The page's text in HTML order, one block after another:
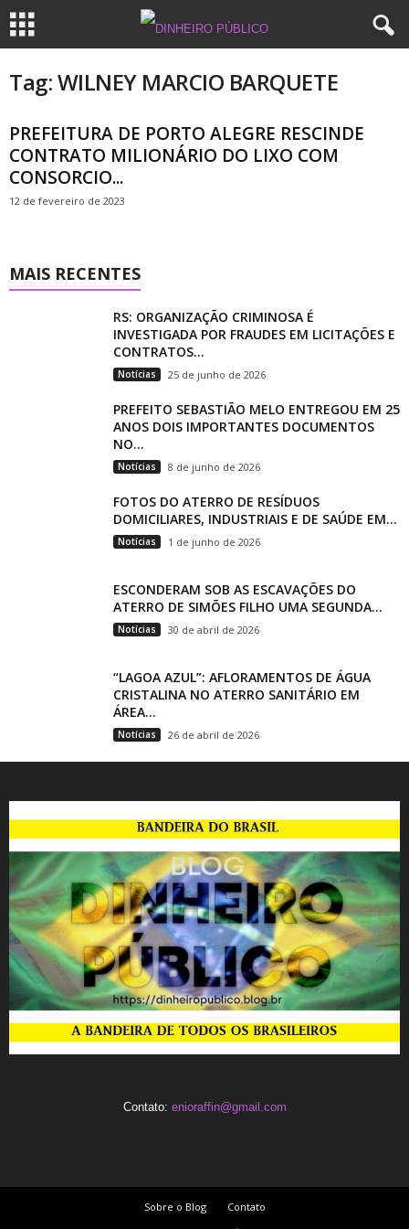
Tag: WILNEY MARCIO BARQUETE
PREFEITURA DE PORTO ALEGRE RESCINDE
CONTRATO MILIONÁRIO DO LIXO COM
CONSORCIO...
12 de fevereiro de 2023
MAIS RECENTES
RS: ORGANIZAÇÃO CRIMINOSA É
INVESTIGADA POR FRAUDES EM LICITAÇÕES E
CONTRATOS...
Notícias 25 de junho de 2026
PREFEITO SEBASTIÃO MELO ENTREGOU EM 25
ANOS DOIS IMPORTANTES DOCUMENTOS
NO...
Notícias 8 de junho de 2026
FOTOS DO ATERRO DE RESÍDUOS
DOMICILIARES, INDUSTRIAIS E DE SAÚDE EM...
Notícias 1 de junho de 2026
ESCONDERAM SOB AS ESCAVAÇÕES DO
ATERRO DE SIMÕES FILHO UMA SEGUNDA...
Notícias 30 de abril de 2026
“LAGOA AZUL”: AFLORAMENTOS DE ÁGUA
CRISTALINA NO ATERRO SANITÁRIO EM
ÁREA...
Notícias 26 de abril de 2026
Contato: enioraffin@gmail.com
Sobre o Blog
Contato